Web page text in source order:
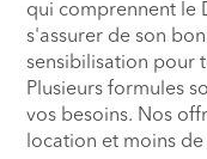
qui comprennent le
s'assurer de son
sensibilisation pour
Plusieurs formules
vos besoins. Nos
location et moins